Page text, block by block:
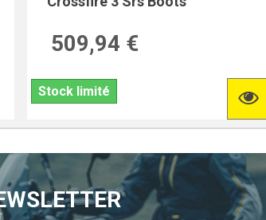
509,94 €
Stock limité